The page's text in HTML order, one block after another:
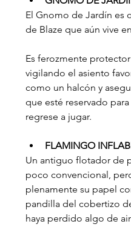
El Gnomo de Jardín es
de Blaze que aún vive
Es ferozmente
vigilando el asiento
como un halcón y
que esté reservado
regrese a jugar.
FLAMINGO
Un antiguo flotador de
poco convencional,
plenamente su papel
pandilla del cobertizo
haya perdido algo de